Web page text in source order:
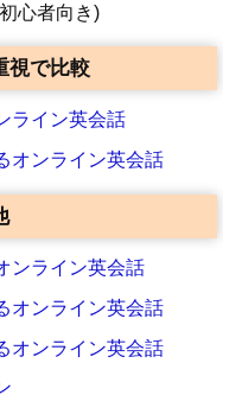
心者向き)
視で比較
ライン英会話
オンライン英会話
ンライン英会話
オンライン英会話
オンライン英会話